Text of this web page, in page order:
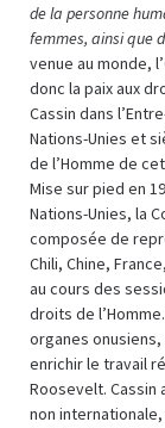
de la personne
femmes, ainsi que
venue au monde,
donc la paix aux
Cassin dans
Nations-Unies et
de l’Homme de
Mise sur pied en
Nations-Unies, la
composée de
Chili, Chine,
au cours des
droits de
organes
enrichir le travail
Roosevelt.
non internationale,